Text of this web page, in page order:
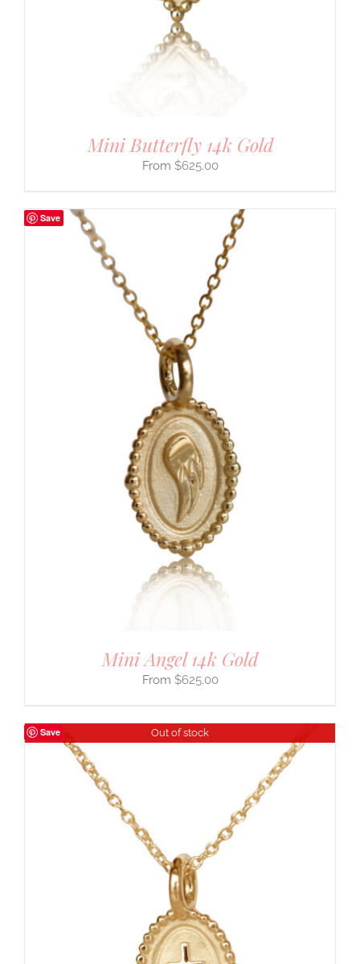
Mini Butterfly 14k Gold
$625.00
Save
Mini Angel 14k Gold
$625.00
Save Out of stock